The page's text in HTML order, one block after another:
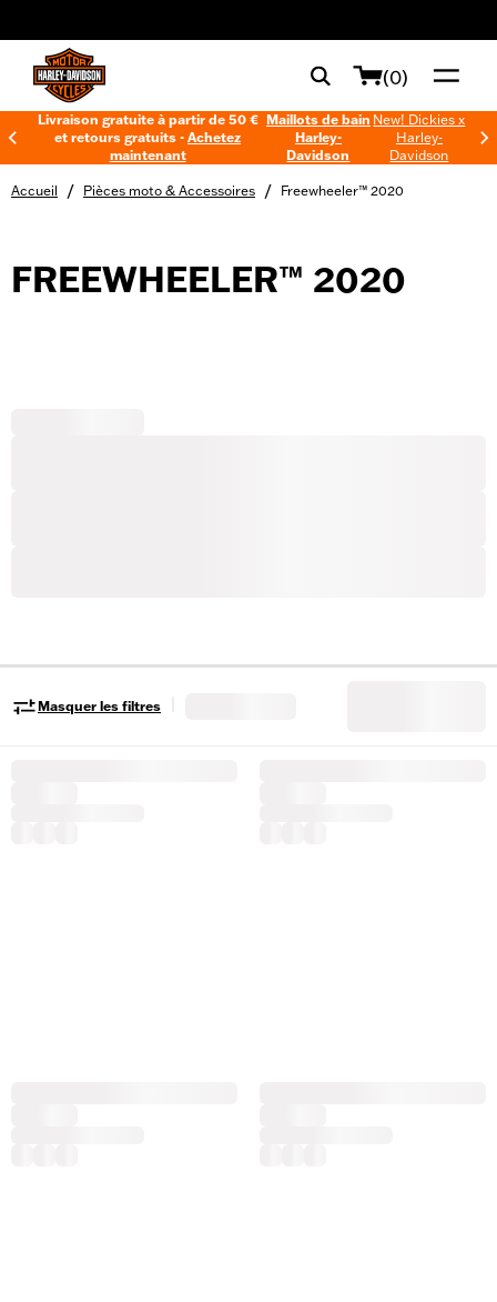
(0)
Livraison gratuite à partir de 50 €
et retours gratuits -Achetez
maintenant
Maillots de bain
Harley-
Davidson
New! Dickies x
Harley-
Davidson
Accueil / Pièces moto & Accessoires / Freewheeler™ 2020
FREEWHEELER™ 2020
Masquer les filtres